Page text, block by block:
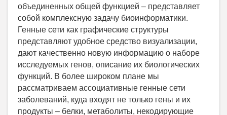
объединенных общей функцией – представляет
собой комплексную задачу биоинформатики.
Генные сети как графические структуры
представляют удобное средство визуализации,
дают качественно новую информацию о наборе
исследуемых генов, описание их биологических
функций. В более широком плане мы
рассматриваем ассоциативные генные сети
заболеваний, куда входят не только гены и их
продукты – белки, метаболиты, некодирующие